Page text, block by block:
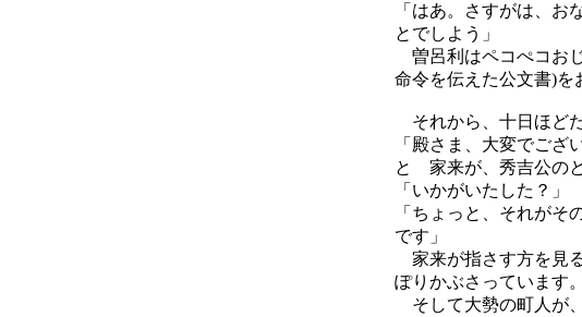
「はあ。さすがは、お
とでしよう」
曽呂利はペコぺコお
命令を伝えた公文書)を
それから、十日ほど
「殿さま、大変でござ
と 家来が、秀吉公の
「いかがいたした？」
「ちょっと、それが
です」
家来が指さす方を見
ぽりかぶさっています。
そして大勢の町人が